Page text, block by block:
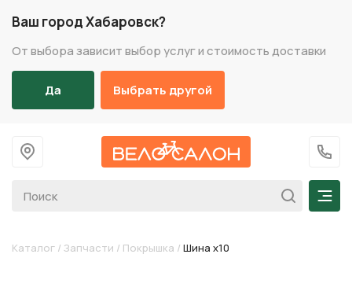
Ваш город Хабаровск?
От выбора зависит выбор услуг и стоимость доставки
Да Выбрать другой
На главную
+7
Каталог / Запчасти / Покрышка / Шина х10